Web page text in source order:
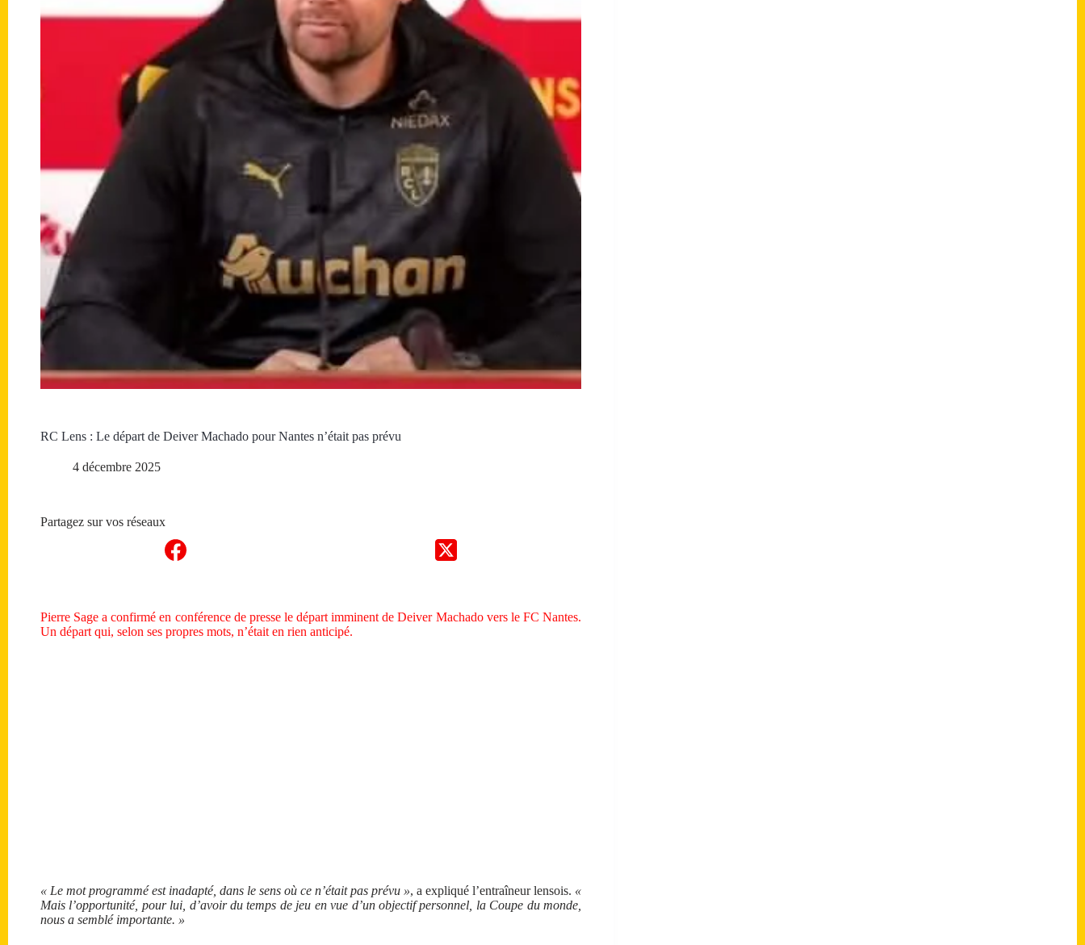
RC Lens : Le départ de Deiver Machado pour Nantes n’était pas prévu
4 décembre 2025
Partagez sur vos réseaux
Pierre Sage a confirmé en conférence de presse le départ imminent de Deiver Machado vers le FC Nantes.
Un départ qui, selon ses propres mots, n’était en rien anticipé.
« Le mot programmé est inadapté, dans le sens où ce n’était pas prévu », a expliqué l’entraîneur lensois. «
Mais l’opportunité, pour lui, d’avoir du temps de jeu en vue d’un objectif personnel, la Coupe du monde,
nous a semblé importante. »